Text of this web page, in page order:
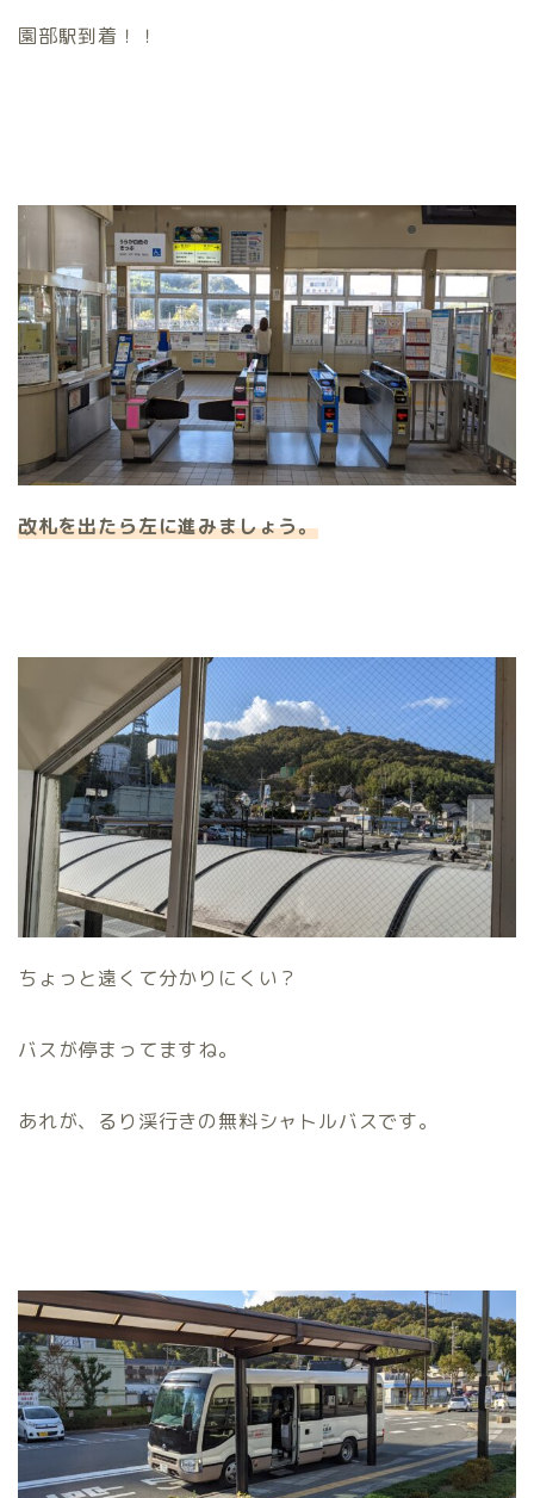
園部駅到着！！
改札を出たら左に進みましょう。
ちょっと遠くて分かりにくい？
バスが停まってますね。
あれが、るり渓行きの無料シャトルバスです。